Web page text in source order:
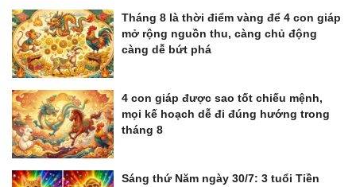
Tháng 8 là thời điểm vàng để 4 con giáp
mở rộng nguồn thu, càng chủ động
càng dễ bứt phá
4 con giáp được sao tốt chiếu mệnh,
mọi kế hoạch dễ đi đúng hướng trong
tháng 8
Sáng thứ Năm ngày 30/7: 3 tuổi Tiền